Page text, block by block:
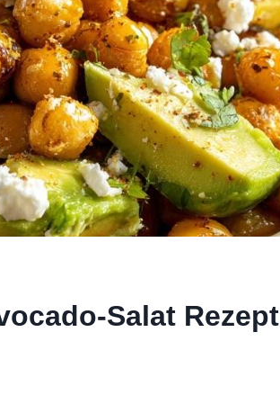
Salat Rezept